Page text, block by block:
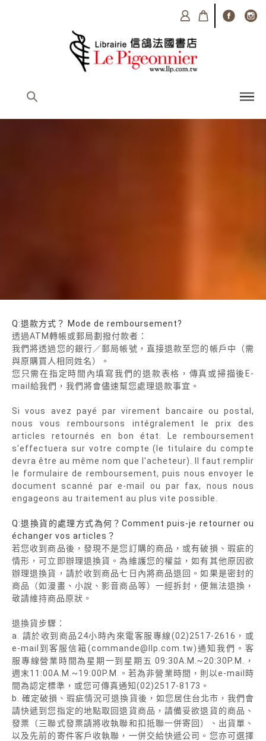
Q:退款方式？ Mode de remboursement?
透過ATM轉帳或郵局劃撥付款者：
我們將透過您的銀行／郵局帳號，直接退款至您的帳戶中（需
與原購買人相同姓名）。
您只需在指定時間內填寫我們的退款表格，傳真或掃描後E-
mail給我們，我們將會儘速幫您處理退款事宜。
Si vous avez payé par virement bancaire ou postal,
nous vous remboursons intégralement le prix des
articles retournés en bon état. Le remboursement
s'effectuera sur votre compte (le titulaire du compte
devra être au même nom que l'acheteur). Il faut remplir
le formulaire de remboursement, puis nous envoyer le
document scanné par e-mail ou par fax, nous nous
engageons au traitement au plus vite possible.
Q:退換貨的處理方式為何？Comment puis-je retourner ou
échanger vos articles？
若您收到商品後，發現不是您訂購的商品，或有破損、瑕疵的
情形，可立即辦理退換貨。為維護您的權益，如有其他原因欲
辦理退換貨，請於收到商品七日內將商品退回。如果是密封的
商品（如漫畫、小說、影音商品等）一經拆封，便無法退換，
敬請維持商品原狀。
退換貨步驟：
a. 請於收到商品24小時內來電客服專線(02)2517-2616，或
e-mail到客服信箱(commande@llp.com.tw)通知我們。客
服專線營業時間為星期一到星期五 09:30A.M.~20:30P.M.，
週末11:00A.M.~19:00P.M.。若為非營業時間，則以e-mail時
間為認定標準，或您可傳真通知(02)2517-8173。
b. 確定破損、瑕疵情況可退換貨後，如您居住台北市，我們會
請快遞到您指定的地點取回退貨商品，請備妥欲退貨的商品、
發票（三聯式發票請將收執聯和扣抵聯一併寄回）、出貨單、
以及先前的寄件客戶收執聯，一併交給快遞公司。您亦可選擇